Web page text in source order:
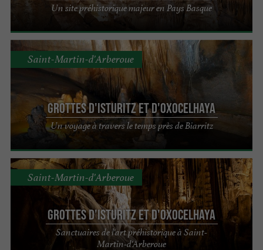
Un site préhistorique majeur en Pays Basque
Grottes d'Isturitz et d'Oxocelhaya
Un voyage à travers le temps près de Biarritz
Saint-Martin-d'Arberoue
Grottes d'Isturitz et d'Oxocelhaya
Sanctuaires de l'art préhistorique à Saint-
Martin-d'Arberoue
Saint-Martin-d'Arberoue